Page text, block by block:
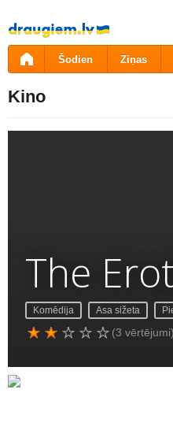
Pāriet
uz
saturu
Šodien Ziņas
Kino
The
Komēdija Asa sižeta
(3 vērtējumi)